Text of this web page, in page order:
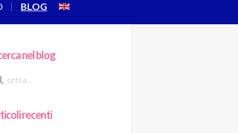
BLOG
nel blog
recenti